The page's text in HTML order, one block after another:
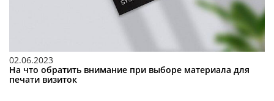
02.06.2023
На что обратить внимание при выборе материала для
печати визиток